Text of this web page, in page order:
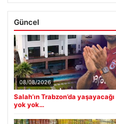
Güncel
08/08/2026
Salah’ın Trabzon’da
yok yok…